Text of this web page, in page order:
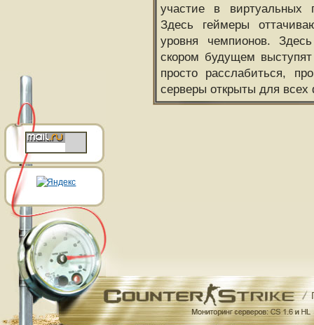
участие в виртуальных
Здесь геймеры
уровня чемпионов.
скором будущем
просто расслабиться,
серверы открыты для всех